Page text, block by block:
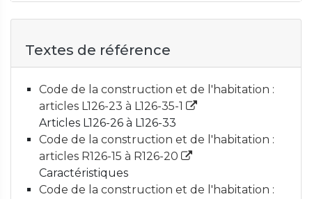
Textes de référence
Code de la construction et de l'habitation :
articles L126-23 à L126-35-1
Articles L126-26 à L126-33
Code de la construction et de l'habitation :
articles R126-15 à R126-20
Caractéristiques
Code de la construction et de l'habitation :